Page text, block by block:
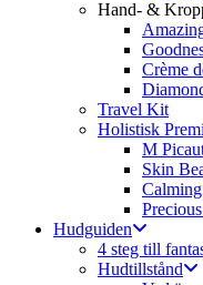
Hand- &
Crème
Travel Kit
Holistisk
M
Skin
Hudguiden
4 steg till
Hudtillstånd